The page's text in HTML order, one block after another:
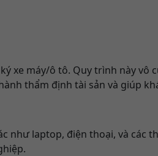
xe máy/ô tô. Quy trình này vô
thẩm định tài sản và giúp
như laptop, điện thoại, và các